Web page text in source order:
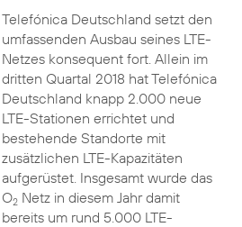
Telefónica Deutschland setzt den
umfassenden Ausbau seines LTE-
Netzes konsequent fort. Allein im
dritten Quartal 2018 hat Telefónica
Deutschland knapp 2.000 neue
LTE-Stationen errichtet und
bestehende Standorte mit
zusätzlichen LTE-Kapazitäten
aufgerüstet. Insgesamt wurde das
O2Netz in diesem Jahr damit
bereits um rund 5.000 LTE-